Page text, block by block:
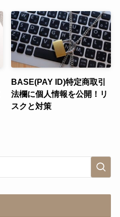
BASE(PAY ID)特定商取引
法欄に個人情報を公開！リ
スクと対策